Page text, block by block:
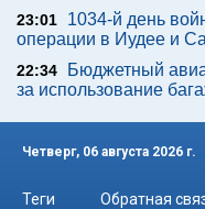
23:01
1034-й день
операции в Иудее и
22:34
Бюджетный
за использование
Четверг, 06 августа 2026 г.
Теги Обратная